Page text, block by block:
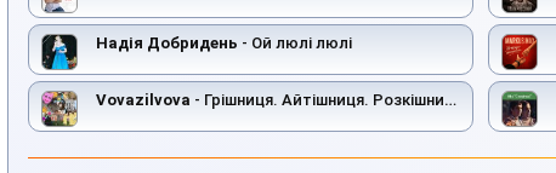
Надія Добридень - Ой люлi люлi
Vovazilvova - Грішниця. Айтішниця. Розкішниця